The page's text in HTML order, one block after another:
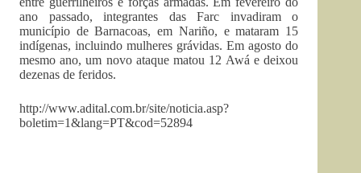
ano passado, integrantes das Farc invadiram o
município de Barnacoas, em Nariño, e mataram 15
indígenas, incluindo mulheres grávidas. Em agosto do
mesmo ano, um novo ataque matou 12 Awá e deixou
dezenas de feridos.
http://www.adital.com.br/site/noticia.asp?
boletim=1&lang=PT&cod=52894